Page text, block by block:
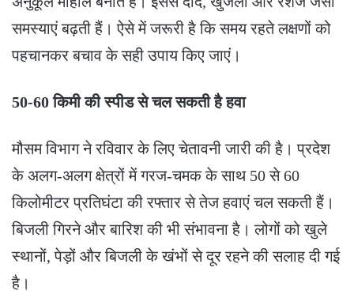
समस्याएं बढ़ती हैं। ऐसे में जरूरी है कि समय रहते लक्षणों को
पहचानकर बचाव के सही उपाय किए जाएं।
50-60 किमी की स्पीड से चल सकती है हवा
मौसम विभाग ने रविवार के लिए चेतावनी जारी की है। प्रदेश
के अलग-अलग क्षेत्रों में गरज-चमक के साथ 50 से 60
किलोमीटर प्रतिघंटा की रफ्तार से तेज हवाएं चल सकती हैं।
बिजली गिरने और बारिश की भी संभावना है। लोगों को खुले
स्थानों, पेड़ों और बिजली के खंभों से दूर रहने की सलाह दी गई
है।